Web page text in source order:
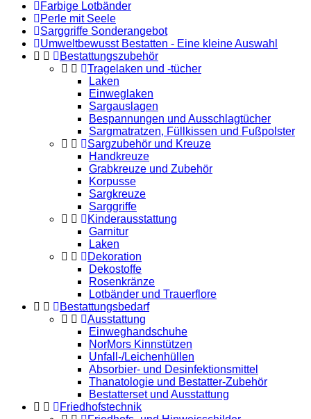
Farbige Lotbänder
Perle mit Seele
Sarggriffe Sonderangebot
Umweltbewusst Bestatten - Eine kleine Auswahl
Bestattungszubehör
Tragelaken und -tücher
Laken
Einweglaken
Sargauslagen
Bespannungen und Ausschlagtücher
Sargmatratzen, Füllkissen und Fußpolster
Sargzubehör und Kreuze
Handkreuze
Grabkreuze und Zubehör
Korpusse
Sargkreuze
Sarggriffe
Kinderausstattung
Garnitur
Laken
Dekoration
Dekostoffe
Rosenkränze
Lotbänder und Trauerflore
Bestattungsbedarf
Ausstattung
Einweghandschuhe
NorMors Kinnstützen
Unfall-/Leichenhüllen
Absorbier- und Desinfektionsmittel
Thanatologie und Bestatter-Zubehör
Bestatterset und Ausstattung
Friedhofstechnik